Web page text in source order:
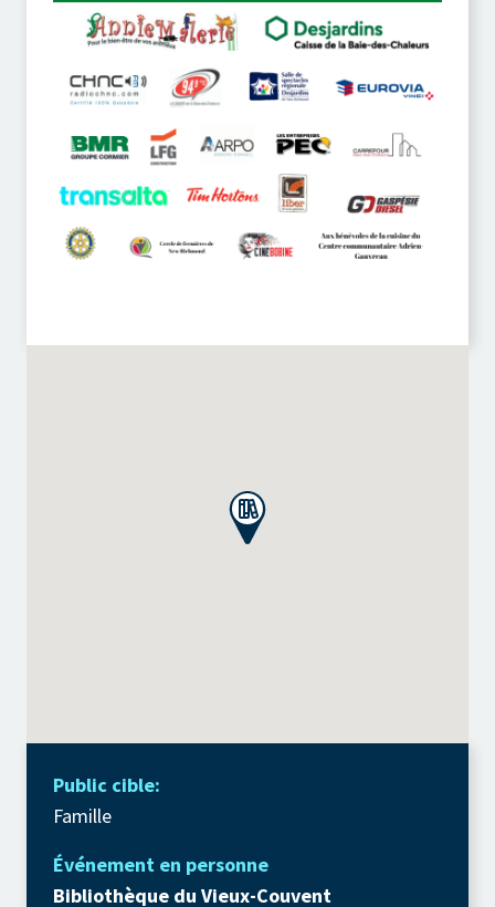
Public cible:
Famille
Événement en personne
Bibliothèque du Vieux-Couvent